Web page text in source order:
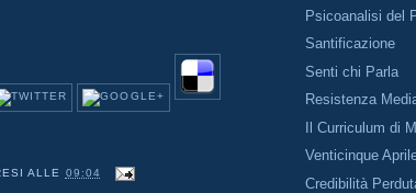
ALLE 09:04
Psicoanalisi del
Santificazione
Senti chi Parla
Resistenza
Il Curriculum di
Venticinque
Credibilità